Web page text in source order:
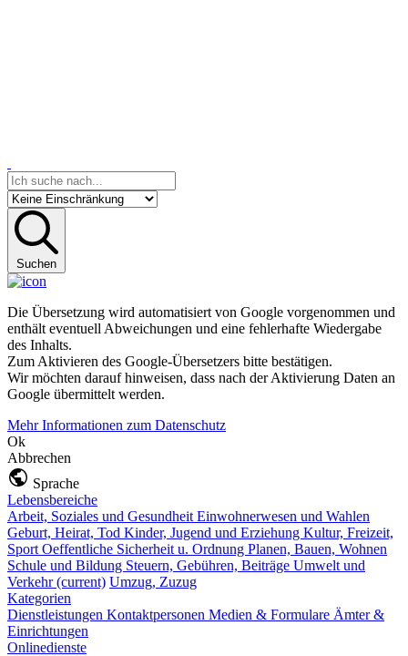
Suchen
Die Übersetzung wird automatisiert von Google vorgenommen und
enthält eventuell Abweichungen und eine fehlerhafte Wiedergabe
des Inhalts.
Zum Aktivieren des Google-Übersetzers bitte bestätigen.
Wir möchten darauf hinweisen, dass nach der Aktivierung Daten an
Google übermittelt werden.
Mehr Informationen zum Datenschutz
Ok
Abbrechen
Sprache
Lebensbereiche
Arbeit, Soziales und Gesundheit Einwohnerwesen und Wahlen
Geburt, Heirat, Tod Kinder, Jugend und Erziehung Kultur, Freizeit,
Sport Oeffentliche Sicherheit u. Ordnung Planen, Bauen, Wohnen
Schule und Bildung Steuern, Gebühren, Beiträge Umwelt und
Verkehr(current) Umzug, Zuzug
Kategorien
Dienstleistungen Kontaktpersonen Medien & Formulare Ämter &
Einrichtungen
Onlinedienste